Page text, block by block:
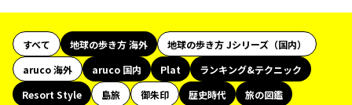
すべて 地球の歩き方 海外
地球の歩き方 Jシリーズ（国内）
aruco 海外
aruco 国内 Plat
ランキング&テクニック
Resort Style
島旅 御朱印 歴史時代
旅の図鑑